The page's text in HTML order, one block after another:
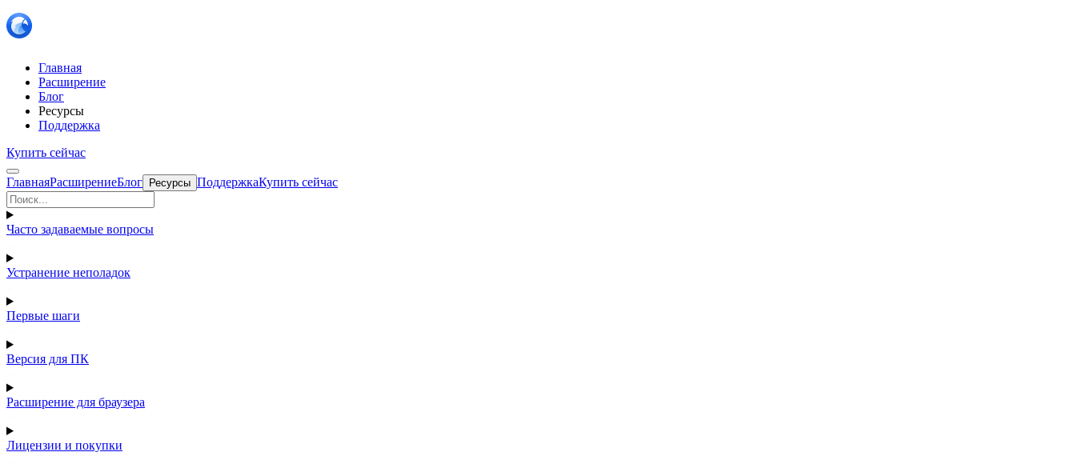
Главная
Расширение
Блог
Ресурсы
Поддержка
Купить сейчас
ГлавнаяРасширениеБлог Ресурсы ПоддержкаКупить сейчас
Часто задаваемые вопросы
Устранение неполадок
Первые шаги
Версия для ПК
Расширение для браузера
Лицензии и покупки